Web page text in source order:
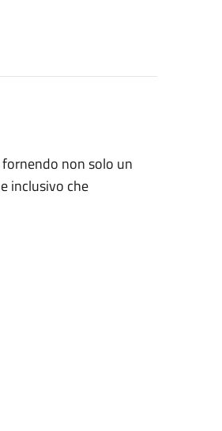
non solo un
inclusivo che